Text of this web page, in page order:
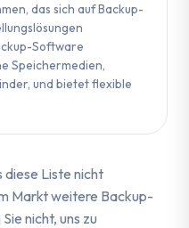
das sich auf Backup-
Software
Speichermedien,
und bietet flexible
diese Liste nicht
Markt weitere Backup-
nicht, uns zu